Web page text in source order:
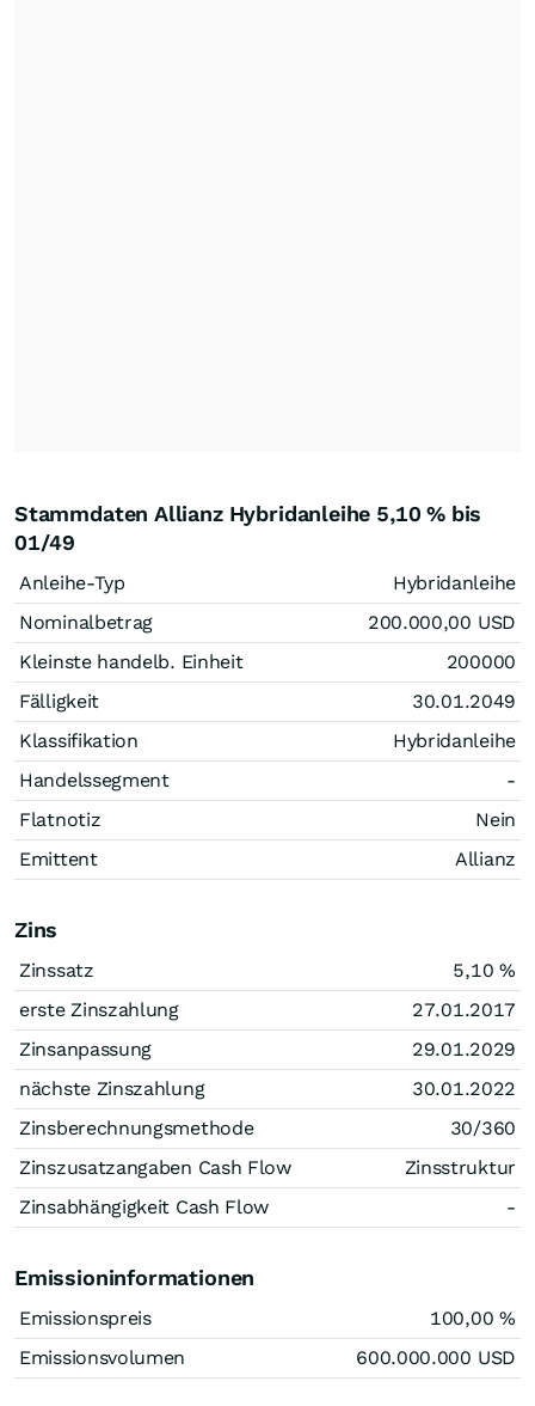
Stammdaten Allianz Hybridanleihe 5,10 % bis
01/49
Anleihe-Typ
Hybridanleihe
Nominalbetrag
200.000,00 USD
Kleinste handelb. Einheit
200000
Fälligkeit
30.01.2049
Klassifikation
Hybridanleihe
Handelssegment
-
Flatnotiz
Nein
Emittent
Allianz
Zins
Zinssatz 5,10 %
erste Zinszahlung
27.01.2017
Zinsanpassung
29.01.2029
nächste Zinszahlung
30.01.2022
Zinsberechnungsmethode
30/360
Zinszusatzangaben Cash Flow
Zinsstruktur
Zinsabhängigkeit Cash Flow
-
Emissioninformationen
Emissionspreis 100,00 %
Emissionsvolumen
600.000.000 USD